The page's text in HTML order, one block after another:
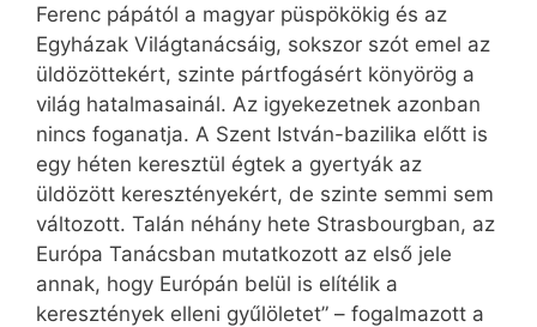
Ferenc pápától a magyar püspökökig és az
Egyházak Világtanácsáig, sokszor szót emel az
üldözöttekért, szinte pártfogásért könyörög a
világ hatalmasainál. Az igyekezetnek azonban
nincs foganatja. A Szent István-bazilika előtt is
egy héten keresztül égtek a gyertyák az
üldözött keresztényekért, de szinte semmi sem
változott. Talán néhány hete Strasbourgban, az
Európa Tanácsban mutatkozott az első jele
annak, hogy Európán belül is elítélik a
keresztények elleni gyűlöletet” – fogalmazott a